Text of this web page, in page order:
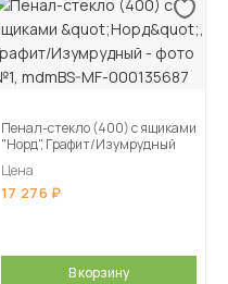
Пенал-стекло (400) с ящиками
"Норд", Графит/Изумрудный
Цена
17 276
В корзину